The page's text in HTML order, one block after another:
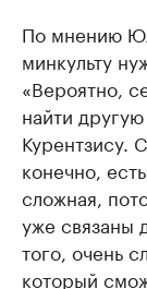
По мнению
минкульту
«Вероятно,
найти
Курентзису.
конечно,
сложная,
уже связаны
того, очень
который